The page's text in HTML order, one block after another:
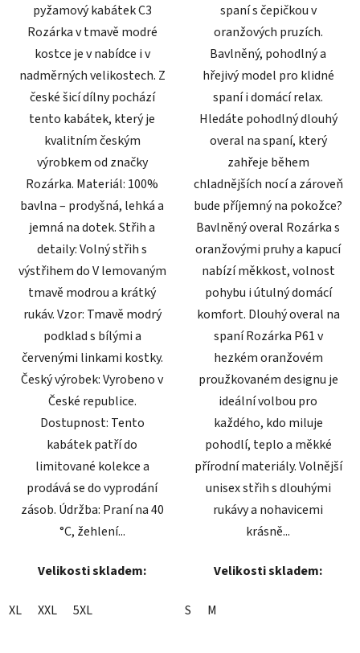
pyžamový kabátek C3
Rozárka v tmavě modré
kostce je v nabídce i v
nadměrných velikostech. Z
české šicí dílny pochází
tento kabátek, který je
kvalitním českým
výrobkem od značky
Rozárka. Materiál: 100%
bavlna – prodyšná, lehká a
jemná na dotek. Střih a
detaily: Volný střih s
výstřihem do V lemovaným
tmavě modrou a krátký
rukáv. Vzor: Tmavě modrý
podklad s bílými a
červenými linkami kostky.
Český výrobek: Vyrobeno v
České republice.
Dostupnost: Tento
kabátek patří do
limitované kolekce a
prodává se do vyprodání
zásob. Údržba: Praní na 40
°C, žehlení...
Velikosti skladem:
XL XXL 5XL
spaní s čepičkou v
oranžových pruzích.
Bavlněný, pohodlný a
hřejivý model pro klidné
spaní i domácí relax.
Hledáte pohodlný dlouhý
overal na spaní, který
zahřeje během
chladnějších nocí a zároveň
bude příjemný na pokožce?
Bavlněný overal Rozárka s
oranžovými pruhy a kapucí
nabízí měkkost, volnost
pohybu i útulný domácí
komfort. Dlouhý overal na
spaní Rozárka P61 v
hezkém oranžovém
proužkovaném designu je
ideální volbou pro
každého, kdo miluje
pohodlí, teplo a měkké
přírodní materiály. Volnější
unisex střih s dlouhými
rukávy a nohavicemi
krásně...
Velikosti skladem:
S M